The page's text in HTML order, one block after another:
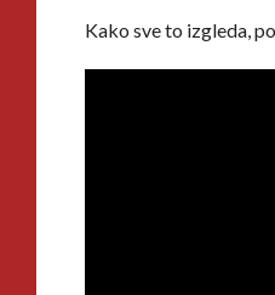
Kako sve to izgleda,